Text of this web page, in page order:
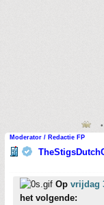
Moderator / Redactie FP
Op vrijdag
het volgende: